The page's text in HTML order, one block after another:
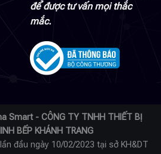
để được tư vấn mọi thắc
mắc.
Smart - CÔNG TY TNHH THIẾT BỊ
BẾP KHÁNH TRANG
đầu ngày 10/02/2023 tại sở KH&DT